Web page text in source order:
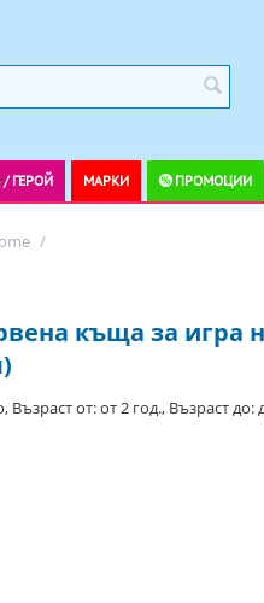
ГЕРОЙ МАРКИ ПРОМОЦИИ
/
къща за игра
от: от 2 год., Възраст до: